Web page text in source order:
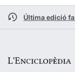
Última edició